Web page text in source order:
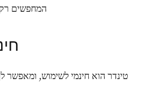
המחפשים רק
טינדר הוא חינמי לשימוש, ומאפשר